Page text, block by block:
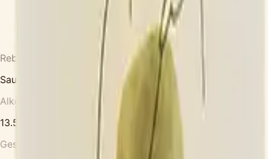
Rebsorten
Sauvignon blanc
Alkohol
13.5
Geschmack